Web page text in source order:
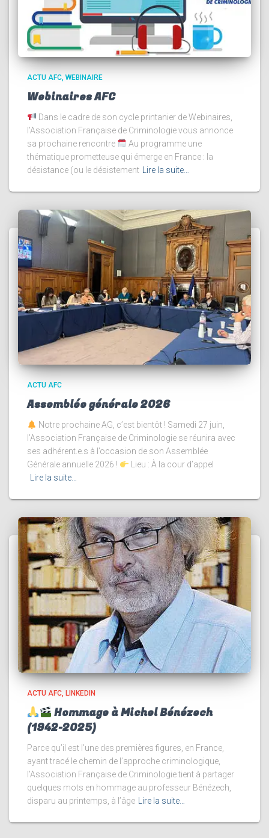
ACTU AFC WEBINAIRE
Webinaires AFC
Dans le cadre de son cycle printanier de Webinaires,
l’Association Française de Criminologie vous annonce
sa prochaine rencontre
Au programme une
thématique prometteuse qui émerge en France : la
désistance (ou le désistement
Lire la suite…
ACTU AFC
Assemblée générale 2026
Notre prochaine AG, c’est bientôt ! Samedi 27 juin,
l’Association Française de Criminologie se réunira avec
ses adhérent.e.s à l’occasion de son Assemblée
Générale annuelle 2026 !
Lieu : À la cour d’appel
Lire la suite…
ACTU AFC LINKEDIN
Hommage à Michel Bénézech
(1942-2025)
Parce qu’il est l’une des premières figures, en France,
ayant tracé le chemin de l’approche criminologique,
l’Association Française de Criminologie tient à partager
quelques mots en hommage au professeur Bénézech,
disparu au printemps, à l’âge
Lire la suite…